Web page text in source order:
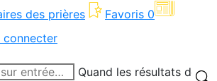
des prières Favoris 0
connecter
Quand les résultats de